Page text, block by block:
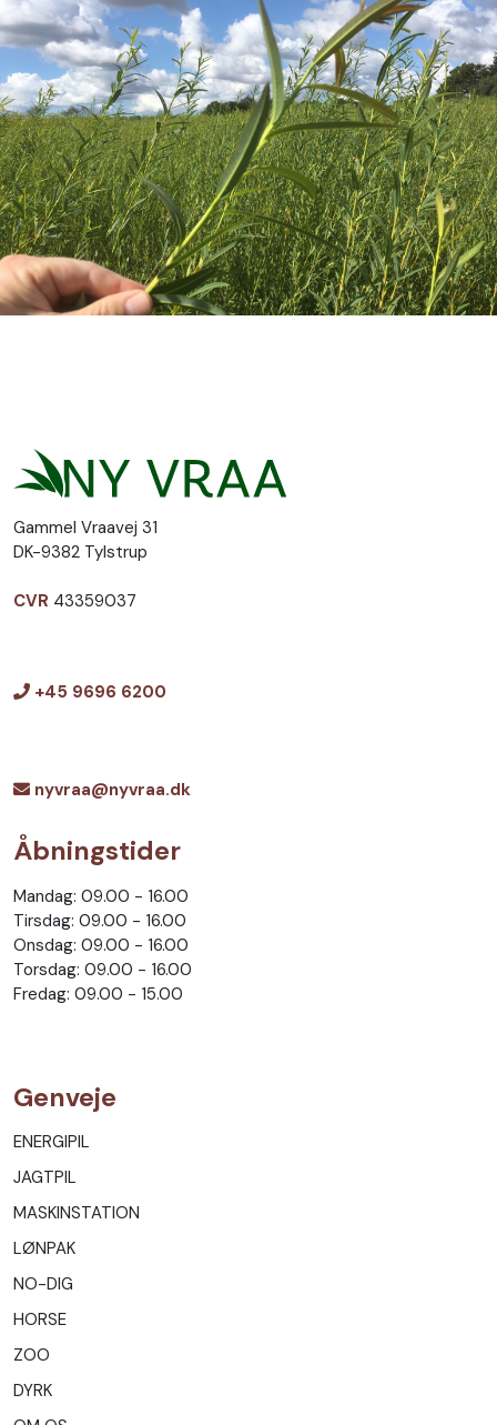
Gammel Vraavej 31
DK-9382 Tylstrup
CVR 43359037
+45 9696 6200
nyvraa@nyvraa.dk
Åbningstider
Mandag: 09.00 - 16.00
Tirsdag: 09.00 - 16.00
Onsdag: 09.00 - 16.00
Torsdag: 09.00 - 16.00
Fredag: 09.00 - 15.00
Genveje
ENERGIPIL
JAGTPIL
MASKINSTATION
LØNPAK
NO-DIG
HORSE
ZOO
DYRK